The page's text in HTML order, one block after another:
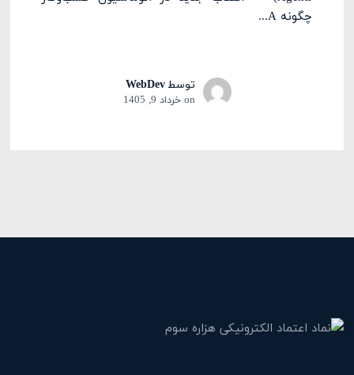
چگونه A...
توسطWebDev
on خرداد 9, 1405